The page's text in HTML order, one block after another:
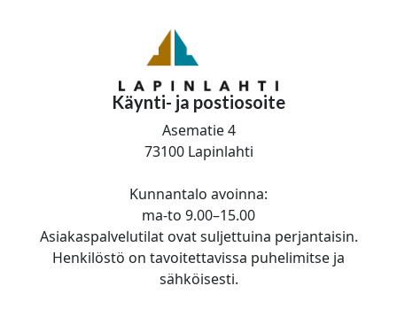
Käynti- ja postiosoite
Asematie 4
73100 Lapinlahti
Kunnantalo avoinna:
ma-to 9.00–15.00
Asiakaspalvelutilat ovat suljettuina perjantaisin.
Henkilöstö on tavoitettavissa puhelimitse ja
sähköisesti.